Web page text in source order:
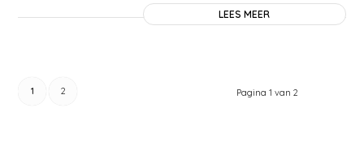
LEES MEER
Pagina 1 van 2
1 2